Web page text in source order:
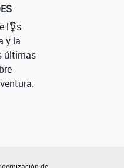
l⚧s
y la
últimas